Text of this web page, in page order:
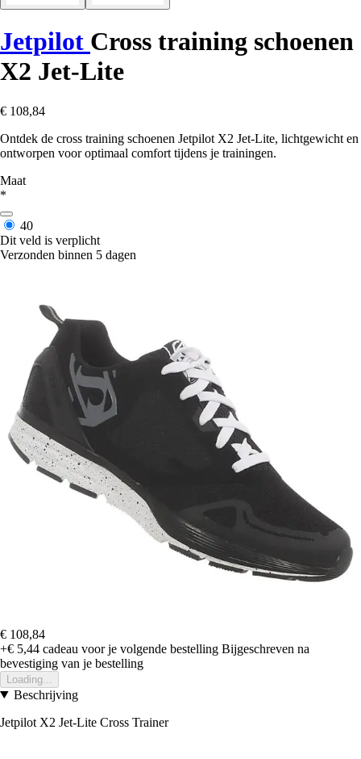
Jetpilot Cross training schoenen
X2 Jet-Lite
€ 108,84
Ontdek de cross training schoenen Jetpilot X2 Jet-Lite, lichtgewicht en
ontworpen voor optimaal comfort tijdens je trainingen.
Maat
*
40
Dit veld is verplicht
Verzonden binnen 5 dagen
€ 108,84
+€ 5,44 cadeau voor je volgende bestelling Bijgeschreven na
bevestiging van je bestelling
Loading...
Beschrijving
Jetpilot X2 Jet-Lite Cross Trainer